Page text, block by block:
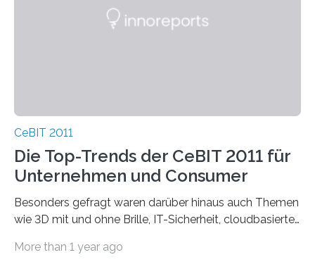
CeBIT 2011
Die Top-Trends der CeBIT 2011 für
Unternehmen und Consumer
Besonders gefragt waren darüber hinaus auch Themen
wie 3D mit und ohne Brille, IT-Sicherheit, cloudbasierte
More than 1 year ago